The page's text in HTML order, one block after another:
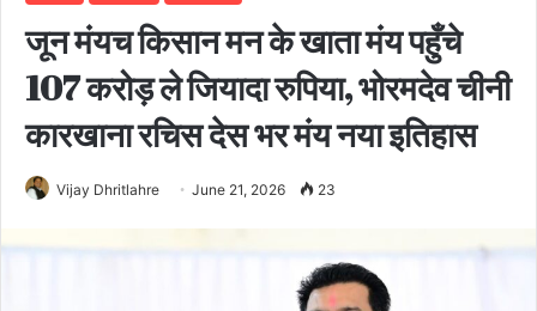
जून मंयच किसान मन के खाता मंय पहुँचे
107 करोड़ ले जियादा रुपिया, भोरमदेव चीनी
कारखाना रचिस देस भर मंय नया इतिहास
Vijay Dhritlahre June 21, 2026 23